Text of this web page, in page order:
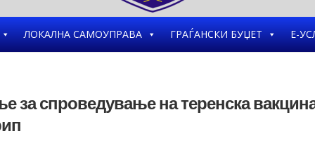
ЛОКАЛНА САМОУПРАВА ГРАЃАНСКИ БУЏЕТ Е-
за спроведување на теренска